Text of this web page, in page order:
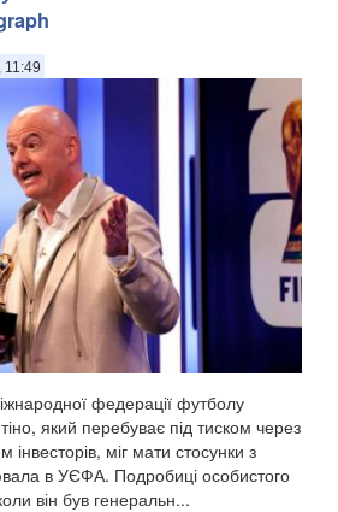
11:49
федерації футболу
який перебуває під тиском через
інвесторів, міг мати стосунки з
в УЄФА. Подробиці особистого
він був генеральн...